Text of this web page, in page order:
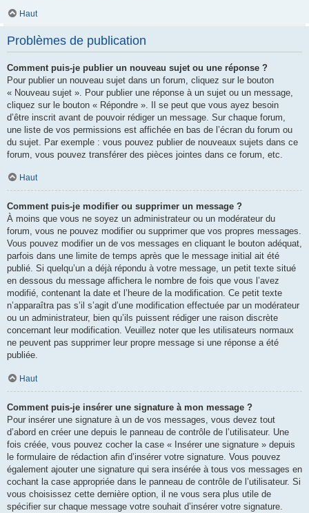
Haut
Problèmes de publication
Comment puis-je publier un nouveau sujet ou une réponse ?
Pour publier un nouveau sujet dans un forum, cliquez sur le bouton
« Nouveau sujet ». Pour publier une réponse à un sujet ou un message,
cliquez sur le bouton « Répondre ». Il se peut que vous ayez besoin
d’être inscrit avant de pouvoir rédiger un message. Sur chaque forum,
une liste de vos permissions est affichée en bas de l’écran du forum ou
du sujet. Par exemple : vous pouvez publier de nouveaux sujets dans ce
forum, vous pouvez transférer des pièces jointes dans ce forum, etc.
Haut
Comment puis-je modifier ou supprimer un message ?
À moins que vous ne soyez un administrateur ou un modérateur du
forum, vous ne pouvez modifier ou supprimer que vos propres messages.
Vous pouvez modifier un de vos messages en cliquant le bouton adéquat,
parfois dans une limite de temps après que le message initial ait été
publié. Si quelqu’un a déjà répondu à votre message, un petit texte situé
en dessous du message affichera le nombre de fois que vous l’avez
modifié, contenant la date et l’heure de la modification. Ce petit texte
n’apparaîtra pas s’il s’agit d’une modification effectuée par un modérateur
ou un administrateur, bien qu’ils puissent rédiger une raison discrète
concernant leur modification. Veuillez noter que les utilisateurs normaux
ne peuvent pas supprimer leur propre message si une réponse a été
publiée.
Haut
Comment puis-je insérer une signature à mon message ?
Pour insérer une signature à un de vos messages, vous devez tout
d’abord en créer une depuis le panneau de contrôle de l’utilisateur. Une
fois créée, vous pouvez cocher la case « Insérer une signature » depuis
le formulaire de rédaction afin d’insérer votre signature. Vous pouvez
également ajouter une signature qui sera insérée à tous vos messages en
cochant la case appropriée dans le panneau de contrôle de l’utilisateur. Si
vous choisissez cette dernière option, il ne vous sera plus utile de
spécifier sur chaque message votre souhait d’insérer votre signature.